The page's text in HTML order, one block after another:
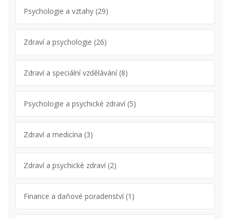
Psychologie a vztahy (29)
Zdraví a psychologie (26)
Zdraví a speciální vzdělávání(8)
Psychologie a psychické zdraví(5)
Zdraví a medicína (3)
Zdraví a psychické zdraví(2)
Finance a daňové poradenství(1)